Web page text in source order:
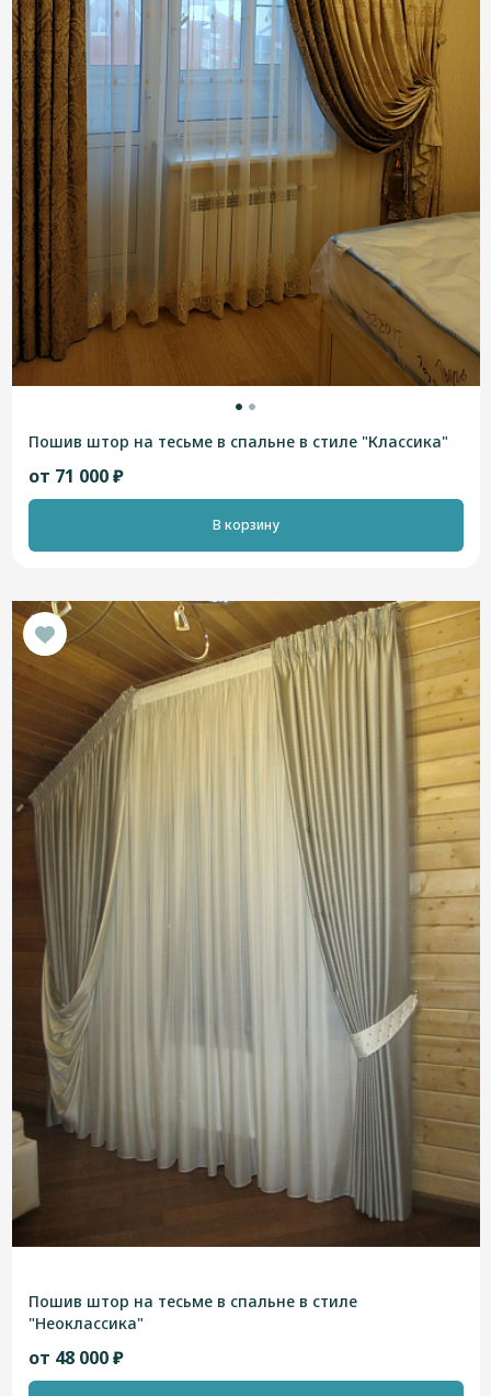
Пошив штор на тесьме в спальне в стиле "Классика"
от 71 000 ₽
В корзину
Пошив штор на тесьме в спальне в стиле
"Неоклассика"
от 48 000 ₽